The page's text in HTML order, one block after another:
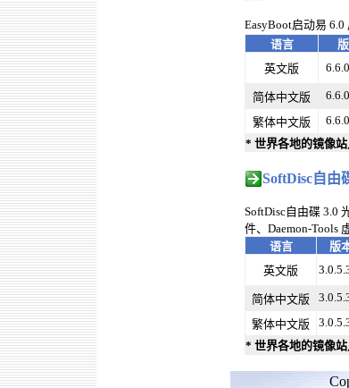
EasyBoot启动易 6.0
语言
英文版
简体中文版
繁体中文版
* 世界各地的镜像
SoftDisc自
SoftDisc自由碟 3.0
件、 Daemon-Tools
语言
版
英文版
简体中文版
繁体中文版
* 世界各地的镜像